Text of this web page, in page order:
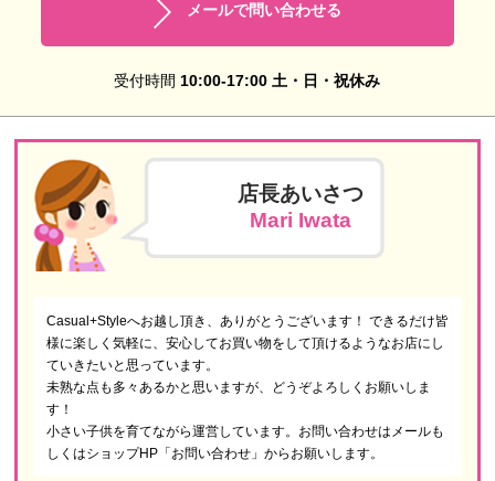
メールで問い合わせる
受付時間 10:00-17:00 土・日・祝休み
店長あいさつ
Mari Iwata
Casual+Styleへお越し頂き、ありがとうございます！ できるだけ皆
様に楽しく気軽に、安心してお買い物をして頂けるようなお店にし
ていきたいと思っています。
未熟な点も多々あるかと思いますが、どうぞよろしくお願いしま
す！
小さい子供を育てながら運営しています。お問い合わせはメールも
しくはショップHP「お問い合わせ」からお願いします。